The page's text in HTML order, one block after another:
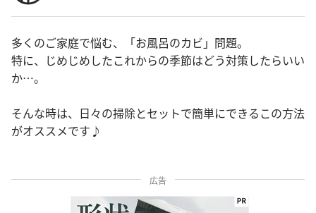
多くのご家庭で悩む、「お風呂のカビ」問題。
特に、じめじめしたこれからの季節はどう対策したらいい
か…。
そんな時は、日々の掃除とセットで簡単にできるこの方法
がオススメです♪
広告